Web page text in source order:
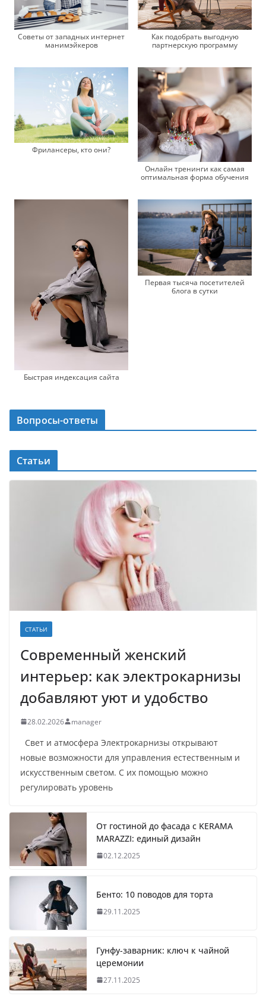
Советы от западных интернет
манимэйкеров
Как подобрать выгодную
партнерскую программу
Фрилансеры, кто они?
Онлайн тренинги как самая
оптимальная форма обучения
Быстрая индексация сайта
Первая тысяча посетителей
блога в сутки
Вопросы-ответы
Статьи
СТАТЬИ
Современный женский
интерьер: как электрокарнизы
добавляют уют и удобство
28.02.2026 manager
Свет и атмосфера Электрокарнизы открывают
новые возможности для управления естественным и
искусственным светом. С их помощью можно
регулировать уровень
От гостиной до фасада с KERAMA
MARAZZI: единый дизайн
02.12.2025
Бенто: 10 поводов для торта
29.11.2025
Гунфу-заварник: ключ к чайной
церемонии
27.11.2025